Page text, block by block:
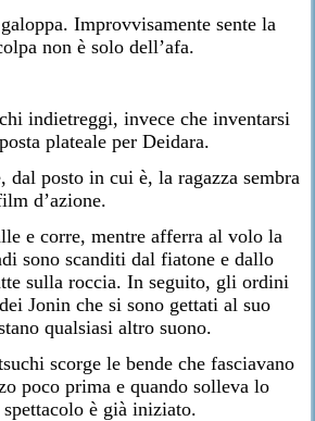
Improvvisamente sente la
non è solo dell’afa.
indietreggi, invece che inventarsi
plateale per Deidara.
dal posto in cui è, la ragazza sembra
d’azione.
e corre, mentre afferra al volo la
sono scanditi dal fiatone e dallo
sulla roccia. In seguito, gli ordini
Jonin che si sono gettati al suo
qualsiasi altro suono.
scorge le bende che fasciavano
poco prima e quando solleva lo
è già iniziato.